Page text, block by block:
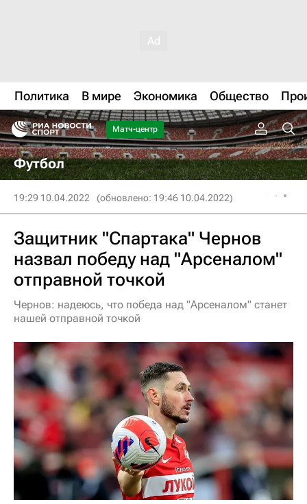
Политика В мире Экономика Общество
Матч-центр
Футбол
19:29 10.04.2022 (обновлено: 19:46 10.04.2022)
Защитник "Спартака" Чернов
назвал победу над "Арсеналом"
отправной точкой
Чернов: надеюсь, что победа над "Арсеналом" станет
нашей отправной точкой